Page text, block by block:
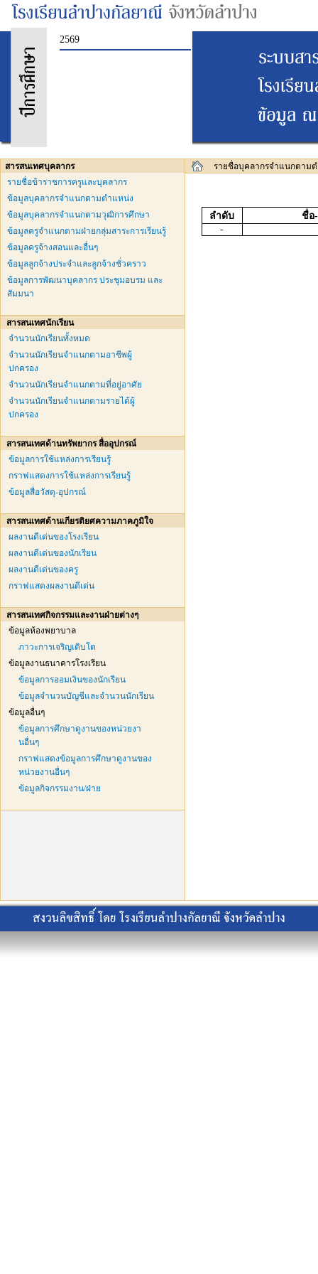
2569
สารสนเทศบุคลากร
รายชื่อข้าราชการครูและบุคลากร
ข้อมูลบุคลากรจำแนกตามตำแหน่ง
ข้อมูลบุคลากรจำแนกตามวุฒิการศึกษา
ข้อมูลครูจำแนกตามฝ่ายกลุ่มสาระการเรียนรู้
ข้อมูลครูจ้างสอนและอื่นๆ
ข้อมูลลูกจ้างประจำและลูกจ้างชั่วคราว
ข้อมูลการพัฒนาบุคลากร ประชุมอบรม และ
สัมมนา
สารสนเทศนักเรียน
จำนวนนักเรียนทั้งหมด
จำนวนนักเรียนจำแนกตามอาชีพผู้
ปกครอง
จำนวนนักเรียนจำแนกตามที่อยู่อาศัย
จำนวนนักเรียนจำแนกตามรายได้ผู้
ปกครอง
สารสนเทศด้านทรัพยากร สื่ออุปกรณ์
ข้อมูลการใช้แหล่งการเรียนรู้
กราฟแสดงการใช้แหล่งการเรียนรู้
ข้อมูลสื่อวัสดุ-อุปกรณ์
สารสนเทศด้านเกียรติยศความภาคภูมิใจ
ผลงานดีเด่นของโรงเรียน
ผลงานดีเด่นของนักเรียน
ผลงานดีเด่นของครู
กราฟแสดงผลงานดีเด่น
สารสนเทศกิจกรรมและงานฝ่ายต่างๆ
ข้อมูลห้องพยาบาล
ภาวะการเจริญเติบโต
ข้อมูลงานธนาคารโรงเรียน
ข้อมูลการออมเงินของนักเรียน
ข้อมูลจำนวนบัญชีและจำนวนนักเรียน
ข้อมูลอื่นๆ
ข้อมูลการศึกษาดูงานของหน่วยงา
นอื่นๆ
กราฟแสดงข้อมูลการศึกษาดูงานของ
หน่วยงานอื่นๆ
ข้อมูลกิจกรรมงาน/ฝ่าย
รายชื่อบุคลากรจำแนกตาม
ลำดับ
ชื่อ
-